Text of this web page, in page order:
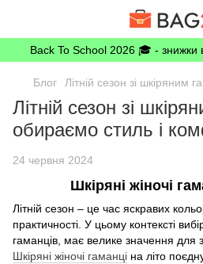
Back To School 2026 🎓 - знижки
Блог Літній сезон зі
Літній сезон зі
обираємо стиль і
24 червня 2024
Шкіряні жіночі
Літній сезон – це час яскравих
практичності. У цьому контексті
гаманців, має велике значення для
Шкіряні жіночі гаманці на літо